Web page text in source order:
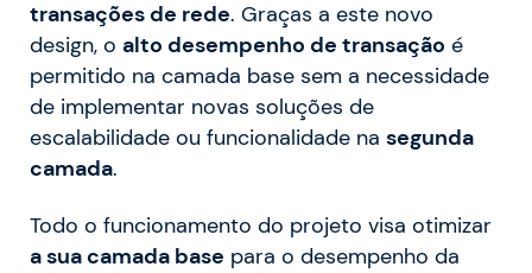
transações de rede. Graças a este novo
design, o alto desempenho de transação é
permitido na camada base sem a necessidade
de implementar novas soluções de
escalabilidade ou funcionalidade na segunda
camada.
Todo o funcionamento do projeto visa otimizar
a sua camada base para o desempenho da